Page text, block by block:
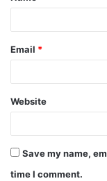
Email *
Website
Save my name,
time I comment.